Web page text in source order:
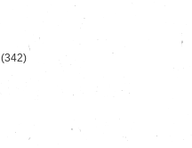
(342)